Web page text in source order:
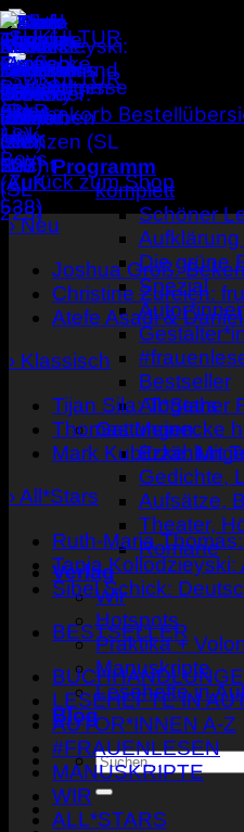
Zum
Inhalt
springen
Programm
komplett
Schöner
Die grüne
Spezial
Bestseller
All*Stars
Gattungen
Gedichte,
Aufsätze,
Theater,
Romane
Verlag
Wir
Hotspots
Praktika +
Manuskripte
Lesehefte in
Blog
Suche
nach:
Warenkorb
Dein Warenkorb ist
Zurück zum Shop
› Neu
Joshua Groß:
Christine Zureich:
Atefe Asadi &
› Klassisch
Tijan Sila: Together
Thomas Meinecke
Mark Kubitzke: Mit
› All*Stars
Ruth-Maria
Tanja Kollodzieyski:
Sibel Schick:
BESTSELLER
LESEHEFTE IN
AUTOR*INNEN A-Z
#FRAUENLESEN
MANUSKRIPTE
WIR
ALL*STARS